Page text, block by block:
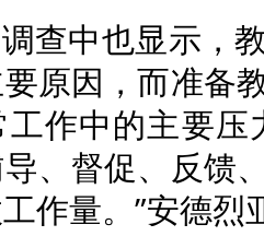
查中也显示，
原因，而准备
作中的主要压
、督促、反馈
作量。”安德烈